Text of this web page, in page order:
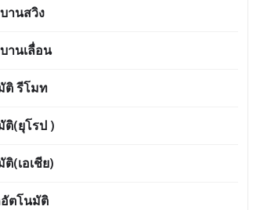
านสวิง
านเลื่อน
ติ รีโมท
(ยุโรป )
(เอเชีย)
ตโนมัติ